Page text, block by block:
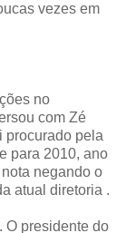
vezes em
no
com Zé
procurado pela
para 2010, ano
negando o
atual diretoria .
O presidente do